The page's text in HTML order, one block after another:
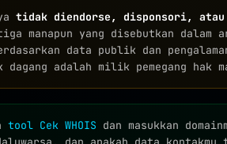
tidak diendorse, disponsori,
manapun yang disebutkan dalam
data publik dan
dagang adalah milik pemegang hak
tool Cek WHOIS dan masukkan